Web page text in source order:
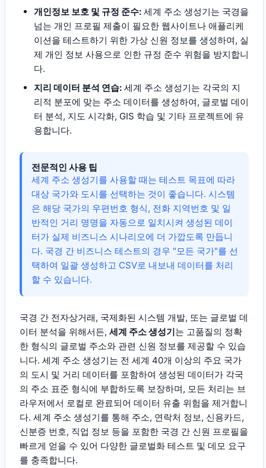
개인정보 보호 및 규정 준수: 세계 주소 생성기는 국경을
넘는 개인 프로필 제출이 필요한 웹사이트나 애플리케
이션을 테스트하기 위한 가상 신원 정보를 생성하여, 실
제 개인 정보 사용으로 인한 규정 준수 위험을 방지합니
다.
지리 데이터 분석 연습: 세계 주소 생성기는 각국의 지
리적 분포에 맞는 주소 데이터를 생성하여, 글로벌 데이
터 분석, 지도 시각화, GIS 학습 및 기타 프로젝트에 유
용합니다.
전문적인 사용 팁
세계 주소 생성기를 사용할 때는 테스트 목표에 따라
대상 국가와 도시를 선택하는 것이 좋습니다. 시스템
은 해당 국가의 우편번호 형식, 전화 지역번호 및 일
반적인 거리 명명을 자동으로 일치시켜 생성된 데이
터가 실제 비즈니스 시나리오에 더 가깝도록 만듭니
다. 국경 간 비즈니스 테스트의 경우 "모든 국가"를 선
택하여 일괄 생성하고 CSV로 내보내 데이터를 처리
할 수 있습니다.
국경 간 전자상거래, 국제화된 시스템 개발, 또는 글로벌 데
이터 분석을 위해서든, 세계 주소 생성기는 고품질의 정확
한 형식의 글로벌 주소와 관련 신원 정보를 제공할 수 있습
니다. 세계 주소 생성기는 전 세계 40개 이상의 주요 국가
의 도시 및 거리 데이터를 포함하여 생성된 데이터가 각국
의 주소 표준 형식에 부합하도록 보장하며, 모든 처리는 브
라우저에서 로컬로 완료되어 데이터 유출 위험을 제거합니
다. 세계 주소 생성기를 통해 주소, 연락처 정보, 신용카드,
신분증 번호, 직업 정보 등을 포함한 국경 간 신원 프로필을
빠르게 얻을 수 있어 다양한 글로벌화 테스트 및 데모 요구
를 충족합니다.